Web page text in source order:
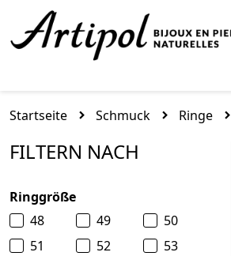
Startseite Schmuck Ringe
FILTERN NACH
Ringgröße
48
49
50
51
52
53